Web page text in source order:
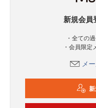
新規会員
・全ての
・会員限
メ